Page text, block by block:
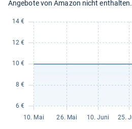
Angebote von Amazon nicht enthalten.